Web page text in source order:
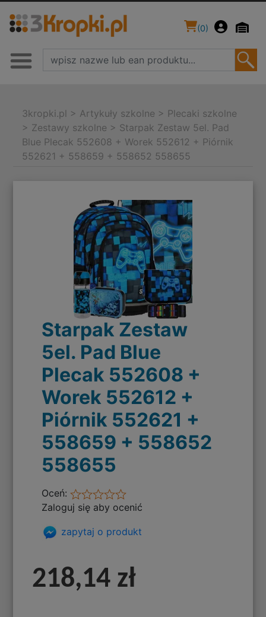
(0)
3kropki.pl > Artykuły szkolne > Plecaki szkolne
> Zestawy szkolne > Starpak Zestaw 5el. Pad
Blue Plecak 552608 + Worek 552612 + Piórnik
552621 + 558659 + 558652 558655
Starpak Zestaw
5el. Pad Blue
Plecak 552608 +
Worek 552612 +
Piórnik 552621 +
558659 + 558652
558655
Oceń:
Zaloguj się aby ocenić
zapytaj o produkt
218,14 zł